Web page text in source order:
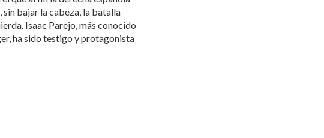
sin bajar la cabeza, la batalla
Isaac Parejo, más conocido
ha sido testigo y protagonista